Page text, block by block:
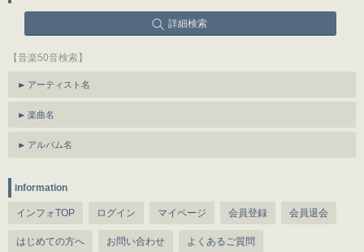
詳細検索
【音楽50音検索】
アーティスト名
楽曲名
アルバム名
information
インフォTOP ログイン マイページ 会員登録 会員退会
はじめての方へ お問い合わせ よくあるご質問